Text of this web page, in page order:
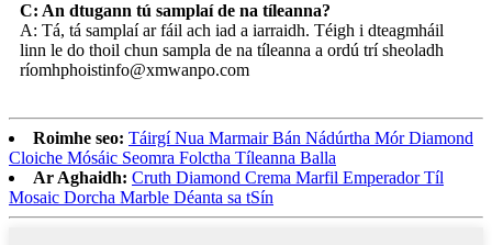
C: An dtugann tú samplaí de na tíleanna?
A: Tá, tá samplaí ar fáil ach iad a iarraidh. Téigh i dteagmháil
linn le do thoil chun sampla de na tíleanna a ordú trí sheoladh
ríomhphoistinfo@xmwanpo.com
Roimhe seo: Táirgí Nua Marmair Bán Nádúrtha Mór Diamond
Cloiche Mósáic Seomra Folctha Tíleanna Balla
Ar Aghaidh: Cruth Diamond Crema Marfil Emperador Tíl
Mosaic Dorcha Marble Déanta sa tSín